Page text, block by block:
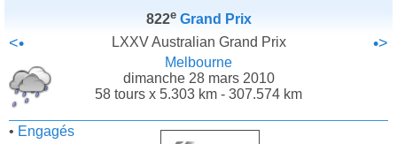
822e Grand Prix
<• LXXV Australian Grand Prix •>
Melbourne
dimanche 28 mars 2010
58 tours x 5.303 km - 307.574 km
• Engagés